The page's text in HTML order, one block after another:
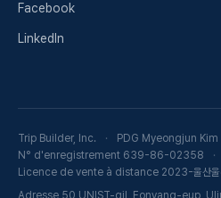
Facebook
LinkedIn
Trip Builder, Inc.
PDG Myeongjun Kim
N° d'enregistrement 639-86-02358
Licence de vente à distance 2023-울산
Adresse 50 UNIST-gil, Eonyang-eup,